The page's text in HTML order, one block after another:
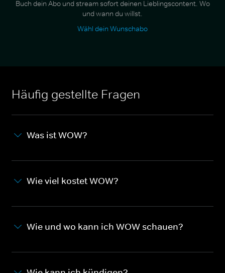
Buch dein Abo und stream sofort deinen Lieblingscontent. Wo
und wann du willst.
Wähl dein Wunschabo
Häufig gestellte Fragen
Was ist WOW?
Wie viel kostet WOW?
Wie und wo kann ich WOW schauen?